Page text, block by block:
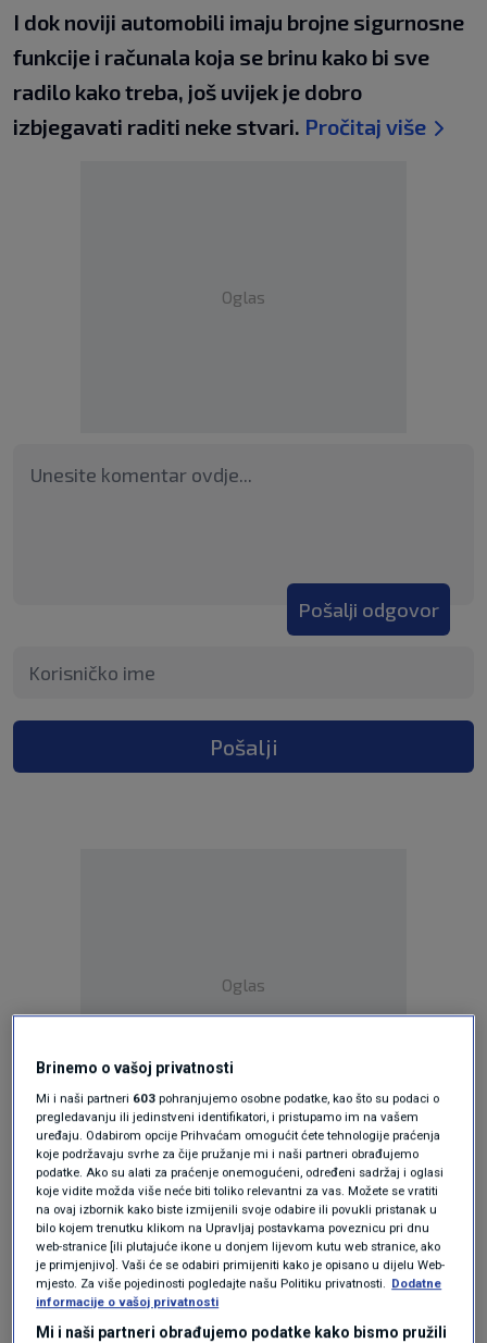
I dok noviji automobili imaju brojne sigurnosne
funkcije i računala koja se brinu kako bi sve
radilo kako treba, još uvijek je dobro
izbjegavati raditi neke stvari. Pročitaj više
Oglas
Pošalji odgovor
Pošalji
Oglas
Oglas
Brinemo o vašoj privatnosti
Mi i naši partneri 603 pohranjujemo osobne podatke, kao što su podaci o
pregledavanju ili jedinstveni identifikatori, i pristupamo im na vašem
uređaju. Odabirom opcije Prihvaćam omogućit ćete tehnologije praćenja
koje podržavaju svrhe za čije pružanje mi i naši partneri obrađujemo
podatke. Ako su alati za praćenje onemogućeni, određeni sadržaj i oglasi
koje vidite možda više neće biti toliko relevantni za vas. Možete se vratiti
na ovaj izbornik kako biste izmijenili svoje odabire ili povukli pristanak u
bilo kojem trenutku klikom na Upravljaj postavkama poveznicu pri dnu
web-stranice [ili plutajuće ikone u donjem lijevom kutu web stranice, ako
je primjenjivo]. Vaši će se odabiri primijeniti kako je opisano u dijelu Web-
mjesto. Za više pojedinosti pogledajte našu Politiku privatnosti. Dodatne
informacije o vašoj privatnosti
Mi i naši partneri obrađujemo podatke kako bismo pružili